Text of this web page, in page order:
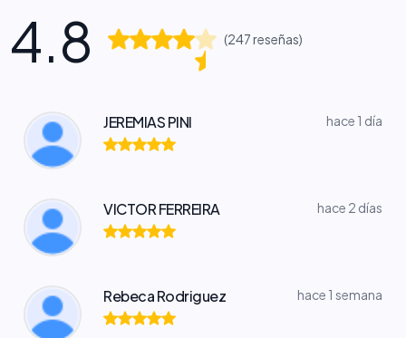
4.8 (247 reseñas)
JEREMIAS PINI hace 1 día
VICTOR FERREIRA hace 2 días
Rebeca Rodriguez hace 1 semana